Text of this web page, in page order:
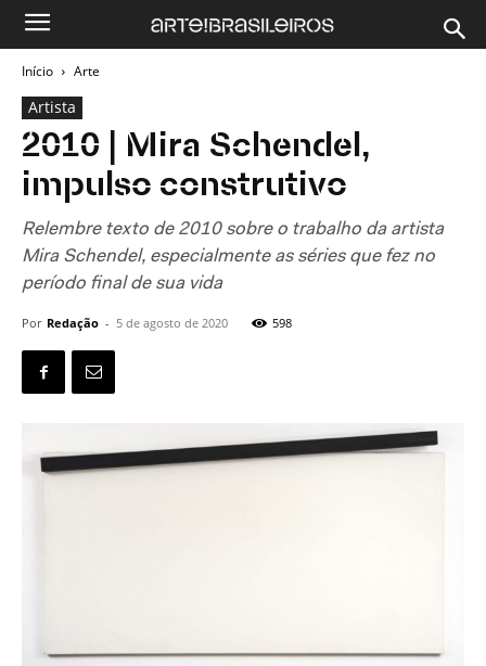
Início Arte
Artista
2010 | Mira Schendel,
impulso construtivo
Relembre texto de 2010 sobre o trabalho da artista
Mira Schendel, especialmente as séries que fez no
período final de sua vida
Por Redação - 5 de agosto de 2020 598